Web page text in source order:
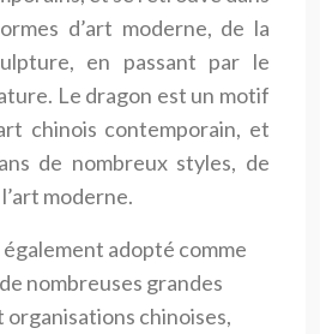
d’art moderne, de la
en passant par le
Le dragon est un motif
chinois contemporain, et
de nombreux styles, de
moderne.
adopté comme
nombreuses grandes
chinoises,